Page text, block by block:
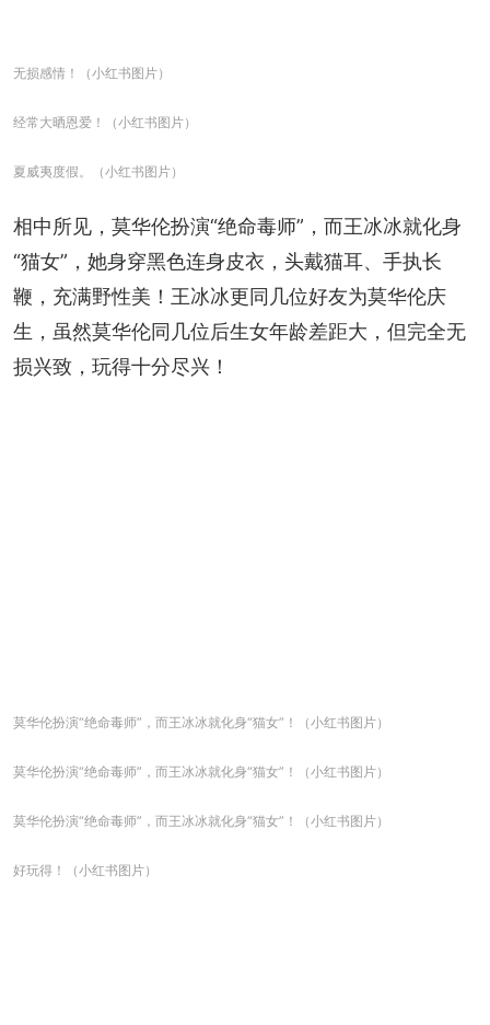
无损感情！（小红书图片）
经常大晒恩爱！（小红书图片）
夏威夷度假。（小红书图片）
相中所见，莫华伦扮演“绝命毒师”，而王冰冰就化身
“猫女”，她身穿黑色连身皮衣，头戴猫耳、手执长
鞭，充满野性美！王冰冰更同几位好友为莫华伦庆
生，虽然莫华伦同几位后生女年龄差距大，但完全无
损兴致，玩得十分尽兴！
莫华伦扮演“绝命毒师”，而王冰冰就化身“猫女”！（小红书图片）
莫华伦扮演“绝命毒师”，而王冰冰就化身“猫女”！（小红书图片）
莫华伦扮演“绝命毒师”，而王冰冰就化身“猫女”！（小红书图片）
好玩得！（小红书图片）